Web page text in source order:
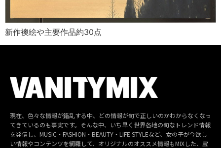
新作襖絵や主要作品約30点
現在、色々な情報が錯乱する中、どの情報が旬で正しいのかわからなくなっ
てきているのも事実です。そんな中、いち早く世界各地の旬なトレンド情報
を発信し、MUSIC・FASHION・BEAUTY・LIFE STYLEなど、女の子が今欲し
い情報やコンテンツを網羅して、オリジナルのオススメ情報もMIXした、宝